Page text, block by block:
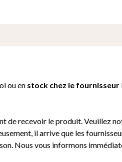
ou en stock chez le fournisseur
de recevoir le produit. Veuillez
il arrive que les
Nous vous informons